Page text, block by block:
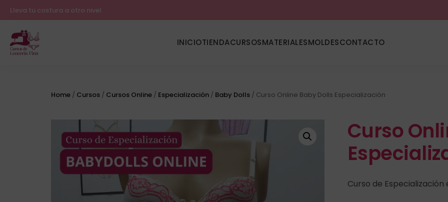
Lleva tu costura a otro nivel
INICIOTIENDACURSOSMATERIALESMOLDESCONTACTO
Home / Cursos / Cursos Online / Especialización / Baby Dolls / Curso Online Baby Dolls Especialización
Curso
Curso de